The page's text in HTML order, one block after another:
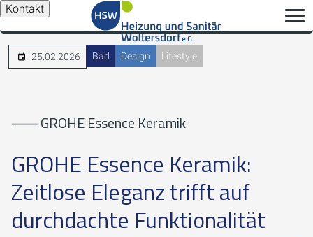
Kontakt
25.02.2026 Bad Design Lifestyle
⸺ GROHE Essence Keramik
GROHE Essence Keramik:
Zeitlose Eleganz trifft auf
durchdachte Funktionalität